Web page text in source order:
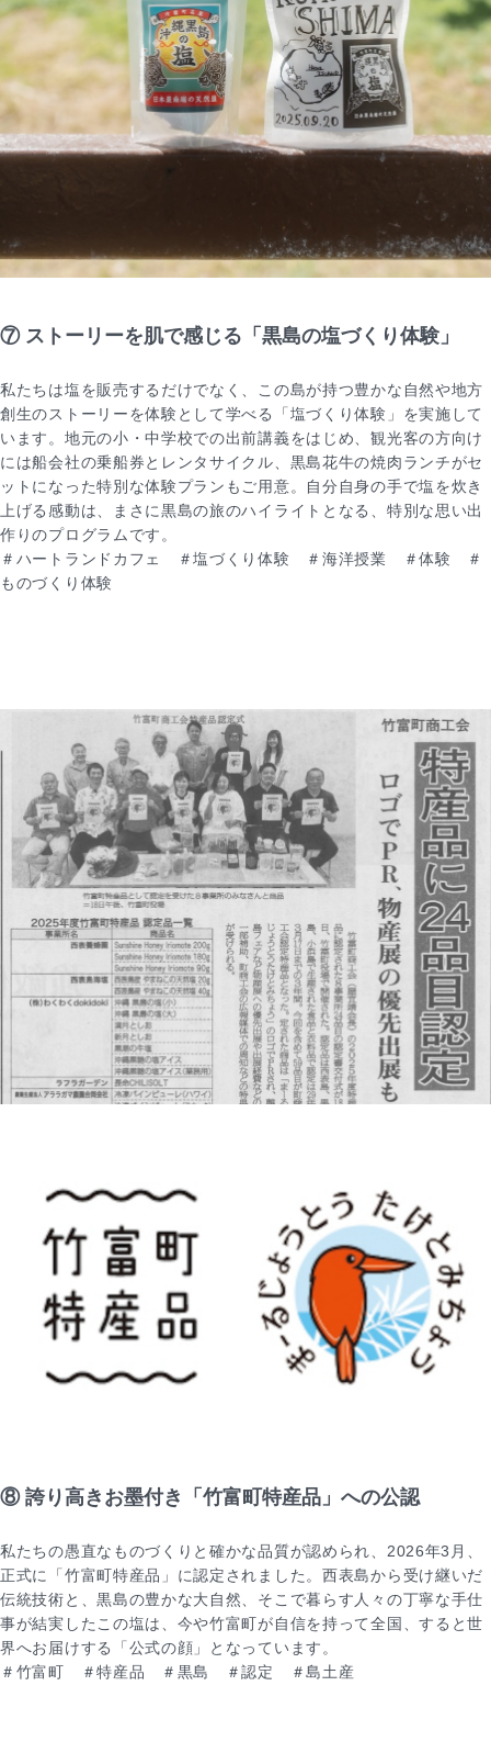
⑦ ストーリーを肌で感じる「黒島の塩づくり体験」
私たちは塩を販売するだけでなく、この島が持つ豊かな自然や地方
創生のストーリーを体験として学べる「塩づくり体験」を実施して
います。地元の小・中学校での出前講義をはじめ、観光客の方向け
には船会社の乗船券とレンタサイクル、黒島花牛の焼肉ランチがセ
ットになった特別な体験プランもご用意。自分自身の手で塩を炊き
上げる感動は、まさに黒島の旅のハイライトとなる、特別な思い出
作りのプログラムです。
＃ハートランドカフェ ＃塩づくり体験 ＃海洋授業 ＃体験 ＃
ものづくり体験
⑧ 誇り高きお墨付き「竹富町特産品」への公認
私たちの愚直なものづくりと確かな品質が認められ、2026年3月、
正式に「竹富町特産品」に認定されました。西表島から受け継いだ
伝統技術と、黒島の豊かな大自然、そこで暮らす人々の丁寧な手仕
事が結実したこの塩は、今や竹富町が自信を持って全国、すると世
界へお届けする「公式の顔」となっています。
＃竹富町 ＃特産品 ＃黒島 ＃認定 ＃島土産